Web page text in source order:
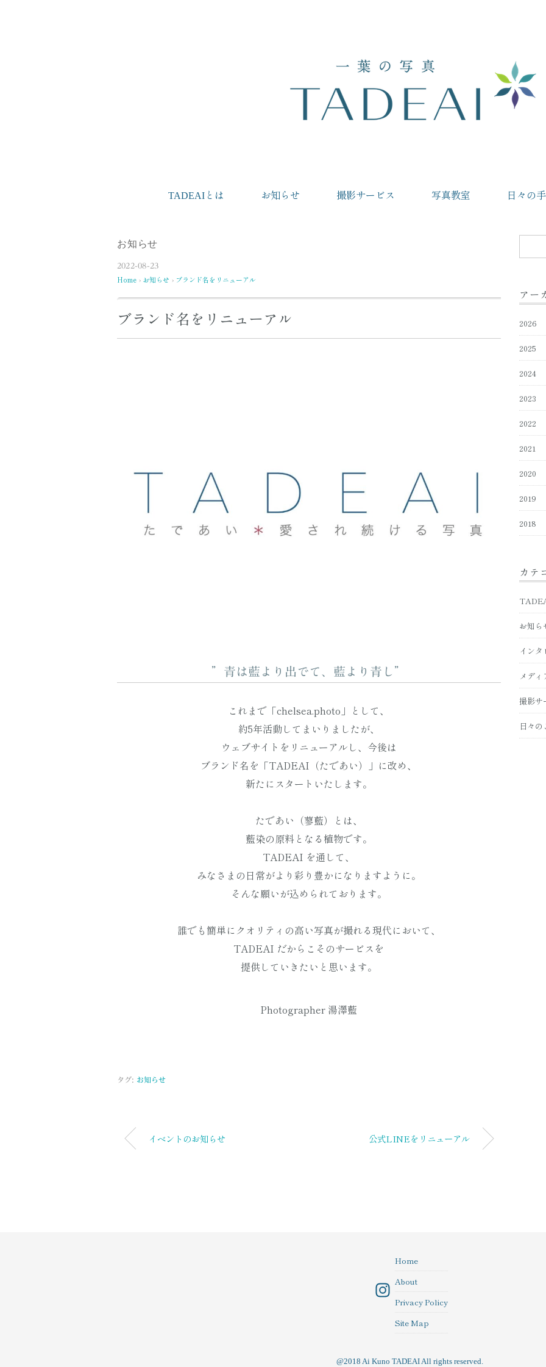
TADEAIとは お知らせ 撮影サービス 写真教室 日々の
お知らせ
2022-08-23
Home › お知らせ › ブランド名をリニューアル
ブランド名をリニューアル
”青は藍より出でて、藍より青し”
これまで「chelsea.photo」として、
約5年活動してまいりましたが、
ウェブサイトをリニューアルし、今後は
ブランド名を「TADEAI（たであい）」に改め、
新たにスタートいたします。
たであい（蓼藍）とは、
藍染の原料となる植物です。
TADEAI を通して、
みなさまの日常がより彩り豊かになりますように。
そんな願いが込められております。
誰でも簡単にクオリティの高い写真が撮れる現代において、
TADEAI だからこそのサービスを
提供していきたいと思います。
Photographer 湯澤藍
タグ: お知らせ
イベントのお知らせ 公式LINEをリニューアル
索
アー
2026
2025
2024
2023
2022
2021
2020
2019
2018
カテ
お知ら
インタ
メデ
撮影サ
日々の
In
st
a
Home
About
Privacy Policy
Site Map
@2018 Ai Kuno TADEAI All rights reserved.